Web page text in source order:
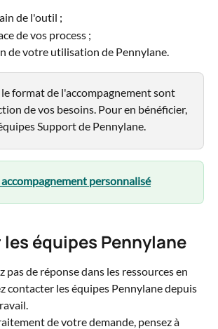
de l'outil ;
de vos process ;
de votre utilisation de Pennylane.
format de l'accompagnement sont
de vos besoins. Pour en bénéficier,
Support de Pennylane.
personnalisé
équipes Pennylane
pas de réponse dans les ressources en
contacter les équipes Pennylane depuis
de votre demande, pensez à